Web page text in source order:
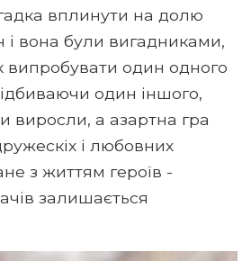
вплинути на долю
і вона були вигадниками,
випробувати один одного
один іншого,
виросли, а азартна гра
і любовних
з життям героїв -
залишається